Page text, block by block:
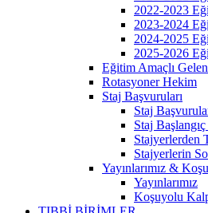
2022-2023
2023-2024
2024-2025
2025-2026
Eğitim Amaçlı
Rotasyoner Hekim
Staj Başvuruları
Staj
Staj
Stajyerlerden
Stajyerlerin
Yayınlarımız &
Yayınlarımız
Koşuyolu